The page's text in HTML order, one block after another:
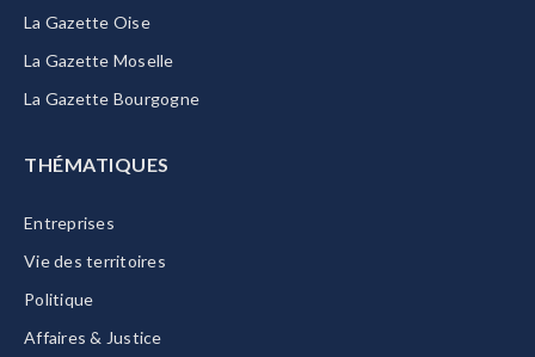
La Gazette Oise
La Gazette Moselle
La Gazette Bourgogne
THÉMATIQUES
Entreprises
Vie des territoires
Politique
Affaires & Justice